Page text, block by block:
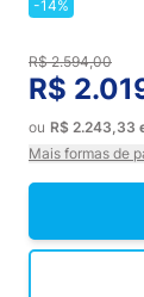
-14%
R$
ou R$ 2.243,33
Mais formas de
R$ 2.594,00